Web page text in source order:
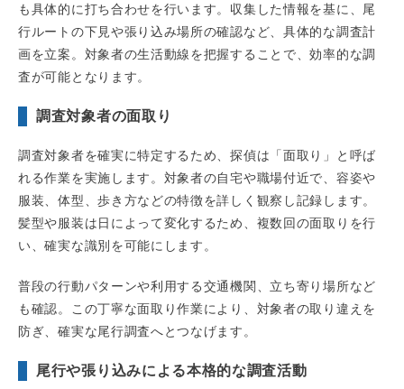
も具体的に打ち合わせを行います。収集した情報を基に、尾
行ルートの下見や張り込み場所の確認など、具体的な調査計
画を立案。対象者の生活動線を把握することで、効率的な調
査が可能となります。
調査対象者の面取り
調査対象者を確実に特定するため、探偵は「面取り」と呼ば
れる作業を実施します。対象者の自宅や職場付近で、容姿や
服装、体型、歩き方などの特徴を詳しく観察し記録します。
髪型や服装は日によって変化するため、複数回の面取りを行
い、確実な識別を可能にします。
普段の行動パターンや利用する交通機関、立ち寄り場所など
も確認。この丁寧な面取り作業により、対象者の取り違えを
防ぎ、確実な尾行調査へとつなげます。
尾行や張り込みによる本格的な調査活動